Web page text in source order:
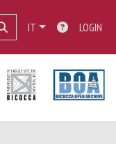
IT LOGIN